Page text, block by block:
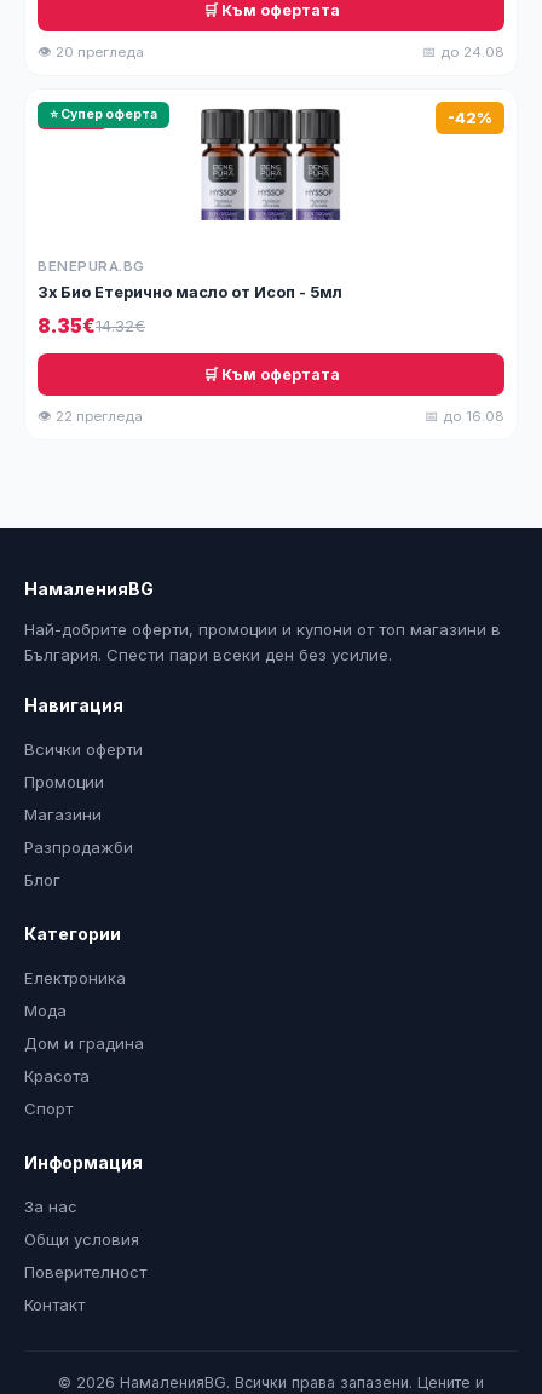
🛒 Към офертата
👁 20 прегледа 📅 до 24.08
🔥 HOT
⭐ Супер оферта -42%
BENEPURA.BG
3x Био Етерично масло от Исоп - 5мл
8.35€14.32€
🛒 Към офертата
👁 22 прегледа 📅 до 16.08
НамаленияBG
Най-добрите оферти, промоции и купони от топ магазини в
България. Спести пари всеки ден без усилие.
Навигация
Всички оферти
Промоции
Магазини
Разпродажби
Блог
Категории
Електроника
Мода
Дом и градина
Красота
Спорт
Информация
За нас
Общи условия
Поверителност
Контакт
© 2026 НамаленияBG. Всички права запазени. Цените и